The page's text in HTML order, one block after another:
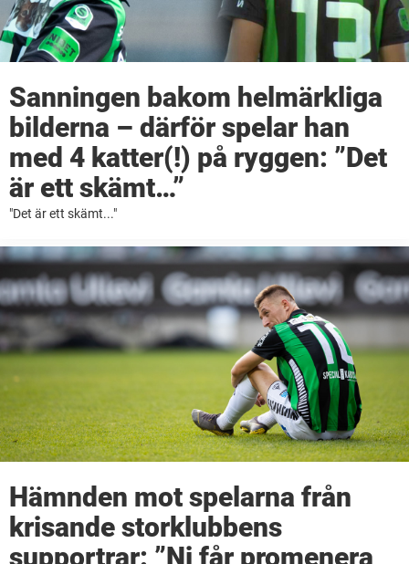
Sanningen bakom helmärkliga
bilderna – därför spelar han
med 4 katter(!) på ryggen: ”Det
är ett skämt…”
"Det är ett skämt..."
Hämnden mot spelarna från
krisande storklubbens
supportrar: ”Ni får promenera